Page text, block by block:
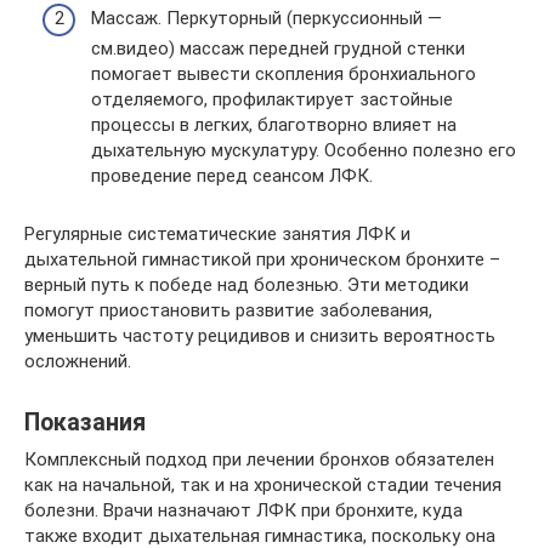
Массаж. Перкуторный (перкуссионный —
см.видео) массаж передней грудной стенки
помогает вывести скопления бронхиального
отделяемого, профилактирует застойные
процессы в легких, благотворно влияет на
дыхательную мускулатуру. Особенно полезно его
проведение перед сеансом ЛФК.
Регулярные систематические занятия ЛФК и
дыхательной гимнастикой при хроническом бронхите –
верный путь к победе над болезнью. Эти методики
помогут приостановить развитие заболевания,
уменьшить частоту рецидивов и снизить вероятность
осложнений.
Показания
Комплексный подход при лечении бронхов обязателен
как на начальной, так и на хронической стадии течения
болезни. Врачи назначают ЛФК при бронхите, куда
также входит дыхательная гимнастика, поскольку она